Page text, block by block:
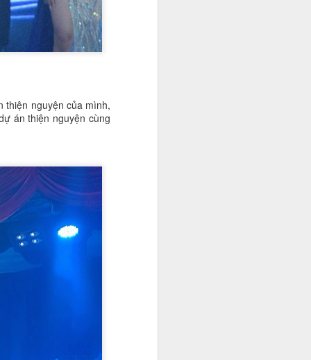
thiện nguyện của mình,
án thiện nguyện cùng